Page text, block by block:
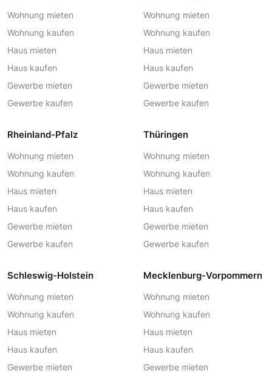
Wohnung mieten
Wohnung kaufen
Haus mieten
Haus kaufen
Gewerbe mieten
Gewerbe kaufen
Wohnung mieten
Wohnung kaufen
Haus mieten
Haus kaufen
Gewerbe mieten
Gewerbe kaufen
Rheinland-Pfalz
Wohnung mieten
Wohnung kaufen
Haus mieten
Haus kaufen
Gewerbe mieten
Gewerbe kaufen
Thüringen
Wohnung mieten
Wohnung kaufen
Haus mieten
Haus kaufen
Gewerbe mieten
Gewerbe kaufen
Schleswig-Holstein
Wohnung mieten
Wohnung kaufen
Haus mieten
Haus kaufen
Gewerbe mieten
Mecklenburg-Vorpommern
Wohnung mieten
Wohnung kaufen
Haus mieten
Haus kaufen
Gewerbe mieten